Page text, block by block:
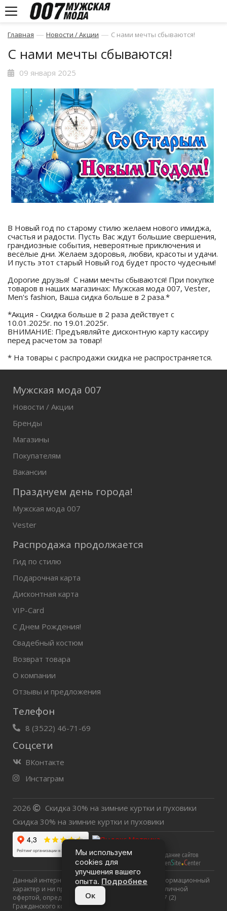
Главная — Новости / Акции — С нами мечты сбываются!
С нами мечты сбываются!
09 января 2025
В Новый год по старому стилю желаем нового имиджа,
счастья и радости. Пусть Вас ждут большие свершения,
грандиозные события, невероятные приключения и
весёлые дни. Желаем здоровья, любви, красоты и удачи.
И пусть этот старый Новый год будет просто чудесным!
Дорогие друзья! С нами мечты сбываются! При покупке
товаров в наших магазинах: Мужская мода 007, Vester,
Men's fashion, Ваша сидка больше в 2 раза.*
*Акция - Скидка больше в 2 раза действует с
10.01.2025г. по 19.01.2025г.
ВНИМАНИЕ: Предъявляйте дисконтную карту кассиру
перед расчетом за товар!
* На товары с распродажи скидка не распространяется.
Мужская мода 007
Новости / Акции
Бренды
Магазины
Покупателям
Вакансии
Празднуем день города!
Мужская мода 007
Vester
Распродажа продолжается
Гид по стилю
Подарочная карта
Дисконтная карта
VIP-Card
С Днем Рождения!
Свадебный костюм
Возврат товара
О компании
Отзывы и предложения
Телефон
8 (3522) 46-71-69
Соцсети
ВКонтакте
Инстаграм
2026
Скидка 30% на зимние куртки и пуховики
Скидка 30% на зимние куртки и пуховики
создание сайтов
penSite.Center
Данный интернет-сайт носит исключительно информационный
характер и ни при каких условиях не является публичной
офертой, определяемой положениями Статьи 437 (2)
Гражданского кодекса РФ.
Мы используем
cookies для
улучшения вашего
опыта. Подробнее
Ок